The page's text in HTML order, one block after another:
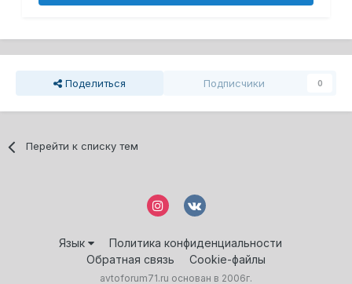
Поделиться Подписчики 0
Перейти к списку тем
Язык
Политика конфиденциальности
Обратная связь
Cookie-файлы
avtoforum71.ru основан в 2006г.